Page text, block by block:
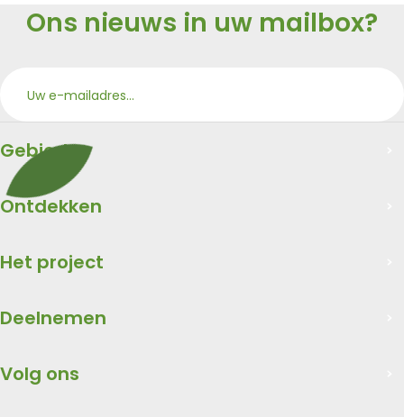
Ons nieuws in uw mailbox?
Gebied
Ontdekken
Het project
Deelnemen
Volg ons